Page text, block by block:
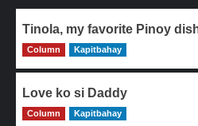
Tinola, my favorite Pinoy
0
Column Kapitbahay
Love ko si Daddy
0
Column Kapitbahay